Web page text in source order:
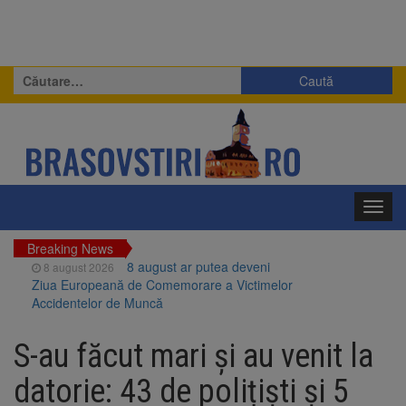
Caută
după:
Breaking News
8 august 2026
8 august ar putea deveni
Ziua Europeană de Comemorare a Victimelor
Accidentelor de Muncă
fostului complex Duplex 91, de lângă Piața
Star
8 august 2026
Ungaria renunță la apelul
pentru reducerea consumului de energie.
S-au făcut mari și au venit la
datorie: 43 de polițiști și 5